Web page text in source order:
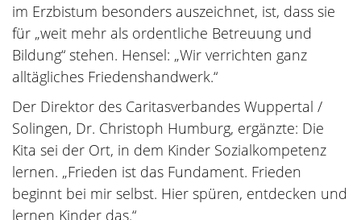
im Erzbistum besonders auszeichnet, ist, dass sie
für „weit mehr als ordentliche Betreuung und
Bildung“ stehen. Hensel: „Wir verrichten ganz
alltägliches Friedenshandwerk.“
Der Direktor des Caritasverbandes Wuppertal /
Solingen, Dr. Christoph Humburg, ergänzte: Die
Kita sei der Ort, in dem Kinder Sozialkompetenz
lernen. „Frieden ist das Fundament. Frieden
beginnt bei mir selbst. Hier spüren, entdecken und
lernen Kinder das.“